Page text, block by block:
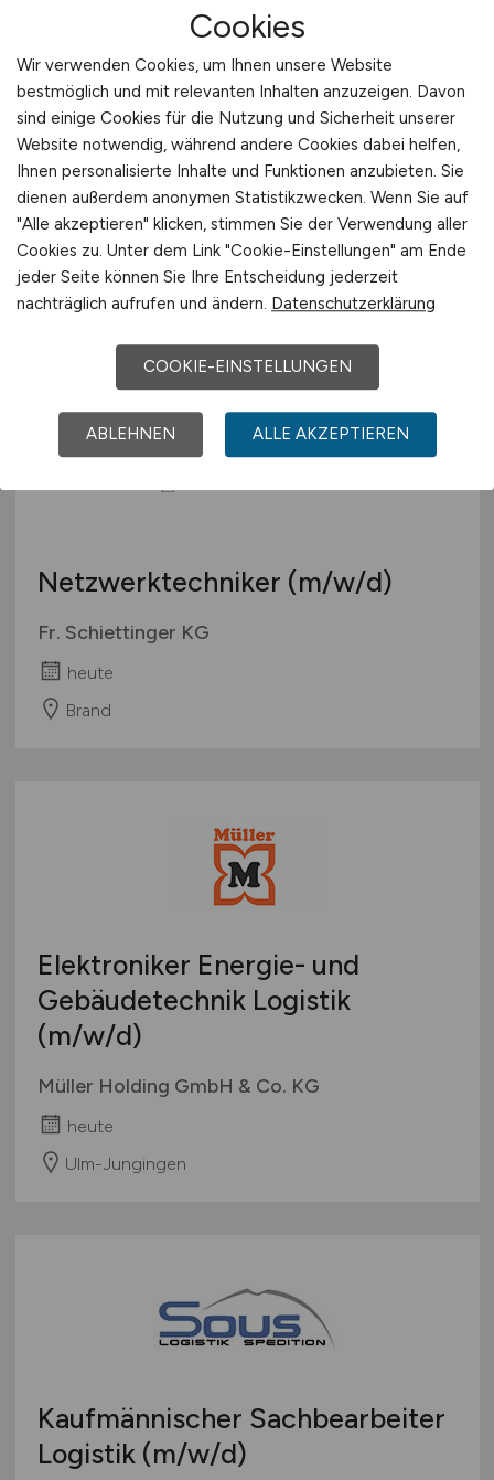
Staplerfahrer /
Gabelstaplerfahrer / Verläder /
Mitarbeiter für die Verladung
(m/w/d)
J. Rettenmaier & Söhne GmbH + Co KG
heute
Netzwerktechniker (m/w/d)
Fr. Schiettinger KG
heute
Brand
Elektroniker Energie- und
Gebäudetechnik Logistik
(m/w/d)
Müller Holding GmbH & Co. KG
heute
Ulm-Jungingen
Kaufmännischer Sachbearbeiter
Logistik (m/w/d)
Cookies
Wir verwenden Cookies, um Ihnen unsere Website
bestmöglich und mit relevanten Inhalten anzuzeigen. Davon
sind einige Cookies für die Nutzung und Sicherheit unserer
Website notwendig, während andere Cookies dabei helfen,
Ihnen personalisierte Inhalte und Funktionen anzubieten. Sie
dienen außerdem anonymen Statistikzwecken. Wenn Sie auf
"Alle akzeptieren" klicken, stimmen Sie der Verwendung aller
Cookies zu. Unter dem Link "Cookie-Einstellungen" am Ende
jeder Seite können Sie Ihre Entscheidung jederzeit
nachträglich aufrufen und ändern. Datenschutzerklärung
COOKIE-EINSTELLUNGEN
ABLEHNEN ALLE AKZEPTIEREN